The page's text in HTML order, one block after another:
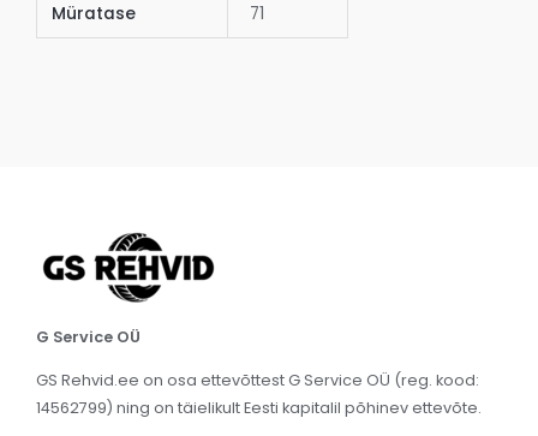
Müratase 71
G Service OÜ
GS Rehvid.ee on osa ettevõttest G Service OÜ (reg. kood:
14562799) ning on täielikult Eesti kapitalil põhinev ettevõte.